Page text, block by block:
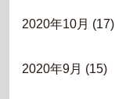
2020年10月 (17)
2020年9月 (15)